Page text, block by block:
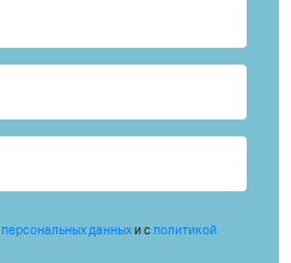
персональных данныхи с политикой